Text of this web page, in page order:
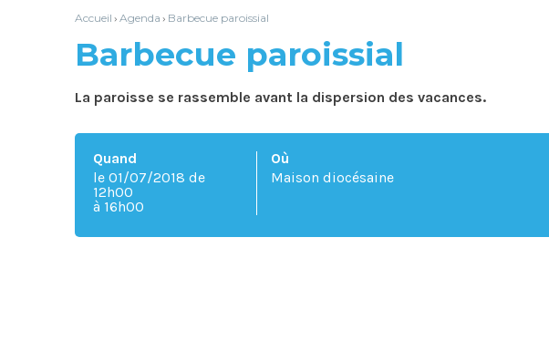
Accueil › Agenda › Barbecue paroissial
Barbecue paroissial
La paroisse se rassemble avant la dispersion des vacances.
Quand
le 01/07/2018 de
12h00
à 16h00
Où
Maison diocésaine